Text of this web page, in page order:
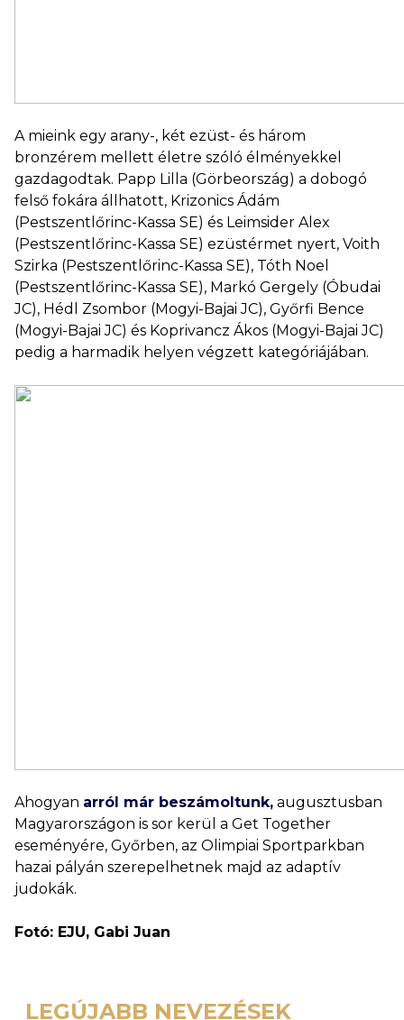
A mieink egy arany-, két ezüst- és három
bronzérem mellett életre szóló élményekkel
gazdagodtak. Papp Lilla (Görbeország) a dobogó
felső fokára állhatott, Krizonics Ádám
(Pestszentlőrinc-Kassa SE) és Leimsider Alex
(Pestszentlőrinc-Kassa SE) ezüstérmet nyert, Voith
Szirka (Pestszentlőrinc-Kassa SE), Tóth Noel
(Pestszentlőrinc-Kassa SE), Markó Gergely (Óbudai
JC), Hédl Zsombor (Mogyi-Bajai JC), Győrfi Bence
(Mogyi-Bajai JC) és Koprivancz Ákos (Mogyi-Bajai JC)
pedig a harmadik helyen végzett kategóriájában.
Ahogyan arról már beszámoltunk, augusztusban
Magyarországon is sor kerül a Get Together
eseményére, Győrben, az Olimpiai Sportparkban
hazai pályán szerepelhetnek majd az adaptív
judokák.
Fotó: EJU, Gabi Juan
LEGÚJABB NEVEZÉSEK